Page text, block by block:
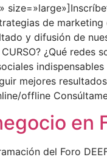
de
y difusión de
¿Qué
mejores
offline
en
del Foro